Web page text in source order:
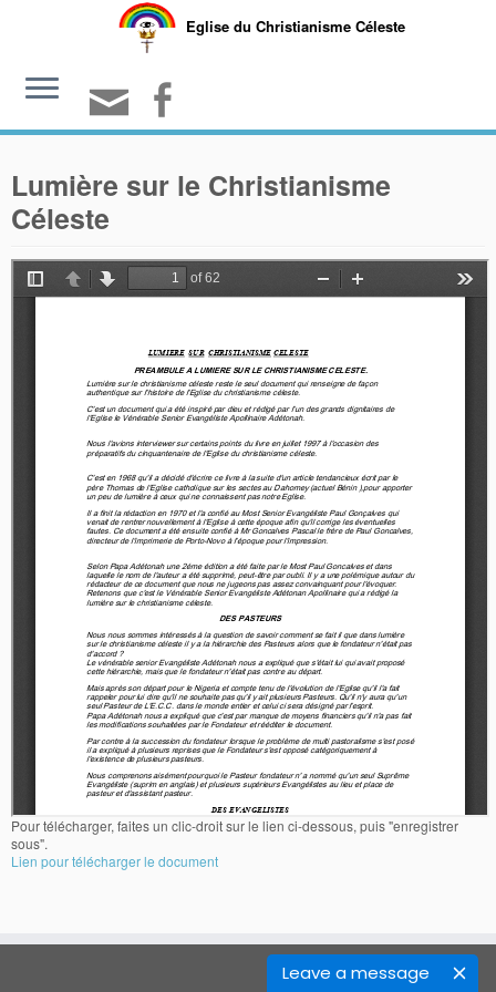
Leave a message
Eglise du Christianisme Céleste
Lumière sur le Christianisme
Céleste
Pour télécharger, faites un clic-droit sur le lien ci-dessous, puis "enregistrer
sous".
Lien pour télécharger le document